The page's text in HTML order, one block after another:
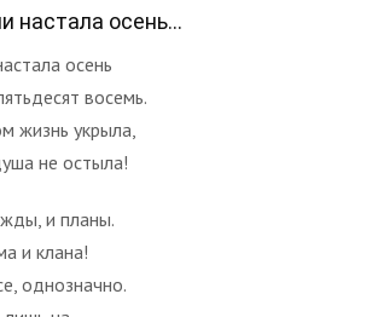
настала осень...
осень
восемь.
жизнь укрыла,
не остыла!
и планы.
и клана!
однозначно.